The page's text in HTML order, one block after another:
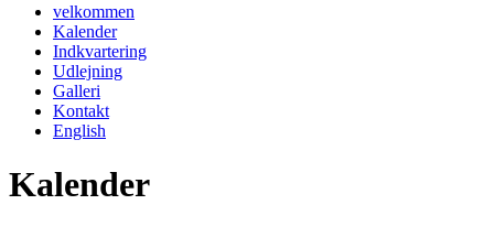
velkommen
Kalender
Indkvartering
Udlejning
Galleri
Kontakt
English
Kalender